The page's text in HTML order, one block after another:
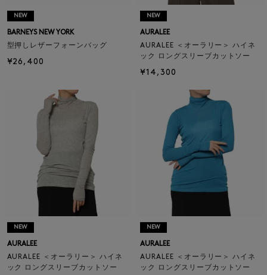
NEW
BARNEYS NEW YORK
型押しレザーフォーンバッグ
¥26,400
NEW
AURALEE
AURALEE ＜オーラリー＞ ハイネ
ック ロングスリーブカットソー
¥14,300
NEW
AURALEE
AURALEE ＜オーラリー＞ ハイネ
ック ロングスリーブカットソー
NEW
AURALEE
AURALEE ＜オーラリー＞ ハイネ
ック ロングスリーブカットソー